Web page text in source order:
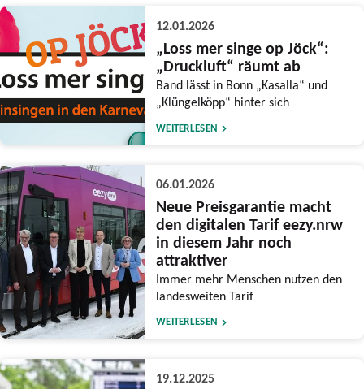
12.01.2026
„Loss mer singe op Jöck“:
„Druckluft“ räumt ab
Band lässt in Bonn „Kasalla“ und
„Klüngelköpp“ hinter sich
WEITERLESEN
06.01.2026
Neue Preisgarantie macht
den digitalen Tarif eezy.nrw
in diesem Jahr noch
attraktiver
Immer mehr Menschen nutzen den
landesweiten Tarif
WEITERLESEN
19.12.2025